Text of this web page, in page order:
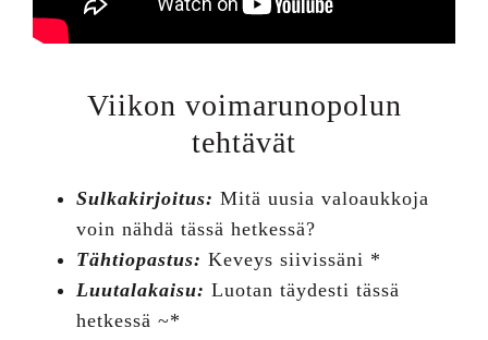
Viikon voimarunopolun
tehtävät
Sulkakirjoitus: Mitä uusia valoaukkoja
voin nähdä tässä hetkessä?
Tähtiopastus: Keveys siivissäni *
Luutalakaisu: Luotan täydesti tässä
hetkessä ~*